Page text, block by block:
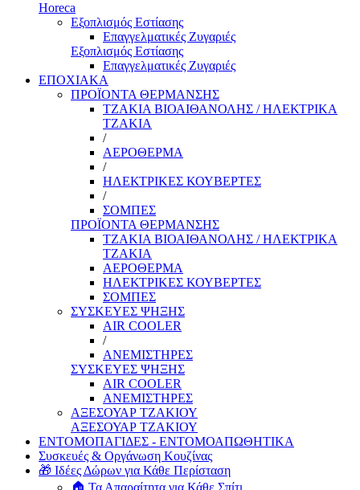
Horeca
Εξοπλισμός Εστίασης
Επαγγελματικές Ζυγαριές
Εξοπλισμός Εστίασης
Επαγγελματικές Ζυγαριές
ΕΠΟΧΙΑΚΑ
ΠΡΟΪΟΝΤΑ ΘΕΡΜΑΝΣΗΣ
ΤΖΑΚΙΑ ΒΙΟΑΙΘΑΝΟΛΗΣ / ΗΛΕΚΤΡΙΚΑ
ΤΖΑΚΙΑ
/
ΑΕΡΟΘΕΡΜΑ
/
ΗΛΕΚΤΡΙΚΕΣ ΚΟΥΒΕΡΤΕΣ
/
ΣΟΜΠΕΣ
ΠΡΟΪΟΝΤΑ ΘΕΡΜΑΝΣΗΣ
ΤΖΑΚΙΑ ΒΙΟΑΙΘΑΝΟΛΗΣ / ΗΛΕΚΤΡΙΚΑ
ΤΖΑΚΙΑ
ΑΕΡΟΘΕΡΜΑ
ΗΛΕΚΤΡΙΚΕΣ ΚΟΥΒΕΡΤΕΣ
ΣΟΜΠΕΣ
ΣΥΣΚΕΥΕΣ ΨΗΞΗΣ
AIR COOLER
/
ΑΝΕΜΙΣΤΗΡΕΣ
ΣΥΣΚΕΥΕΣ ΨΗΞΗΣ
AIR COOLER
ΑΝΕΜΙΣΤΗΡΕΣ
ΑΞΕΣΟΥΑΡ ΤΖΑΚΙΟΥ
ΑΞΕΣΟΥΑΡ ΤΖΑΚΙΟΥ
ΕΝΤΟΜΟΠΑΓΙΔΕΣ - ΕΝΤΟΜΟΑΠΩΘΗΤΙΚΑ
Συσκευές & Οργάνωση Κουζίνας
🎁 Ιδέες Δώρων για Κάθε Περίσταση
🏠 Τα Απαραίτητα για Κάθε Σπίτι